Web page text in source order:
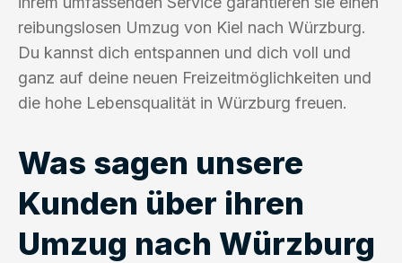
reibungslosen Umzug von Kiel nach Würzburg.
Du kannst dich entspannen und dich voll und
ganz auf deine neuen Freizeitmöglichkeiten und
die hohe Lebensqualität in Würzburg freuen.
Was sagen unsere
Kunden über ihren
Umzug nach Würzburg